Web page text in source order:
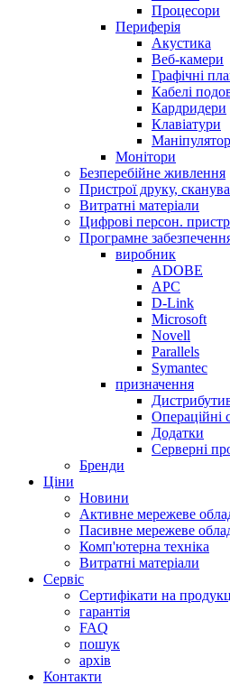
Процесори
Периферія
Акустика
Веб-камери
Графічні
Кабелі
Кардридери
Клавіатури
Монітори
Безперебійне живлення
Пристрої друку,
Витратні матеріали
Цифрові персон.
Програмне
виробник
ADOBE
APC
D-Link
Microsoft
Novell
Parallels
Symantec
призначення
Операційні
Додатки
Серверні
Бренди
Ціни
Новини
Активне мережеве
Пасивне мережеве
Комп'ютерна техніка
Витратні матеріали
Сервіс
Сертифікати на
гарантія
FAQ
пошук
архів
Контакти